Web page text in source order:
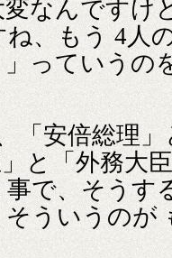
なんですけ
、もう 4人
っていうの
「安倍総理
と「外務大
で、そうす
ういうのが